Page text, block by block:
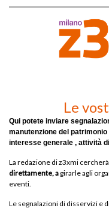
Le
Qui potete inviare
manutenzione del
interesse generale , attività
La redazione di z3xmi
direttamente, a girarle agli
eventi.
Le segnalazioni di disservizi e